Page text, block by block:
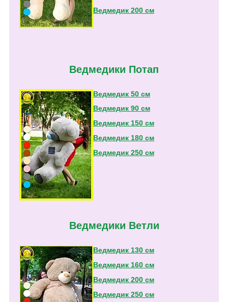
Ведмедик 200 см
Ведмедики Потап
Ведмедик 50 см
Ведмедик 90 см
Ведмедик 150 см
Ведмедик 180 см
Ведмедик 250 см
Ведмедики Ветли
Ведмедик 130 см
Ведмедик 160 см
Ведмедик 200 см
Ведмедик 250 см